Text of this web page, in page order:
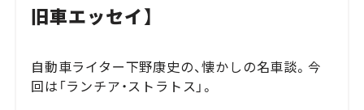
旧車エッセイ】
自動車ライター下野康史の、懐かしの名車談。今
回は「ランチア・ストラトス」。
Traffic
Special
Series